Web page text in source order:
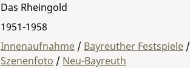
Das Rheingold
1951-1958
Innenaufnahme / Bayreuther Festspiele /
Szenenfoto / Neu-Bayreuth